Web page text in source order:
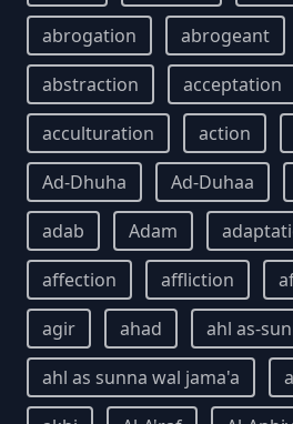
abrogation
abrogeant
abstraction
acceptation
acculturation
action
Ad-Dhuha
Ad-Duhaa
adab
Adam
affection
affliction
agir
ahad
ahl as-
ahl as sunna wal jama'a